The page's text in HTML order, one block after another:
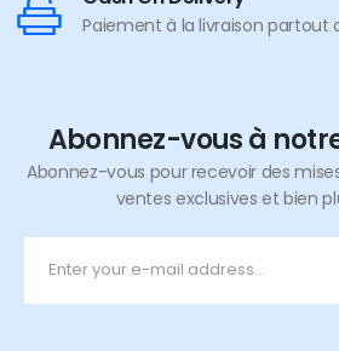
Paiement à la livraison partout
Abonnez-vous à
Abonnez-vous pour recevoir des
ventes exclusives et bien